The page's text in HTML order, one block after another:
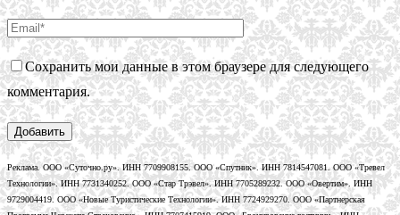
Сохранить мои данные в этом браузере для следующего
комментария.
Реклама. ООО «Суточно.ру». ИНН 7709908155. ООО «Спутник». ИНН 7814547081. ООО «Тревел
Технологии». ИНН 7731340252. ООО «Стар Трэвел». ИНН 7705289232. ООО «Овертим». ИНН
9729004419. ООО «Новые Туристические Технологии». ИНН 7724929270. ООО «Партнерская